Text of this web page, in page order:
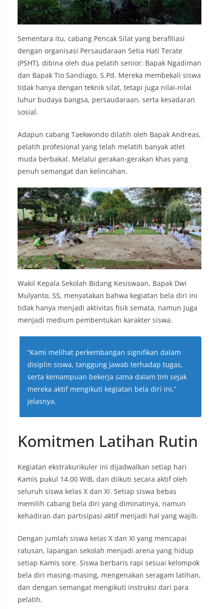
Sementara itu, cabang Pencak Silat yang berafiliasi
dengan organisasi Persaudaraan Setia Hati Terate
(PSHT), dibina oleh dua pelatih senior: Bapak Ngadiman
dan Bapak Tio Sandiago, S.Pd. Mereka membekali siswa
tidak hanya dengan teknik silat, tetapi juga nilai-nilai
luhur budaya bangsa, persaudaraan, serta kesadaran
sosial.
Adapun cabang Taekwondo dilatih oleh Bapak Andreas,
pelatih profesional yang telah melatih banyak atlet
muda berbakat. Melalui gerakan-gerakan khas yang
penuh semangat dan kelincahan.
Wakil Kepala Sekolah Bidang Kesiswaan, Bapak Dwi
Mulyanto, SS, menyatakan bahwa kegiatan bela diri ini
tidak hanya menjadi aktivitas fisik semata, namun juga
menjadi medium pembentukan karakter siswa.
“Kami melihat perkembangan signifikan dalam
disiplin siswa, tanggung jawab terhadap tugas,
serta kemampuan bekerja sama dalam tim sejak
mereka aktif mengikuti kegiatan bela diri ini,”
jelasnya.
Komitmen Latihan Rutin
Kegiatan ekstrakurikuler ini dijadwalkan setiap hari
Kamis pukul 14.00 WIB, dan diikuti secara aktif oleh
seluruh siswa kelas X dan XI. Setiap siswa bebas
memilih cabang bela diri yang diminatinya, namun
kehadiran dan partisipasi aktif menjadi hal yang wajib.
Dengan jumlah siswa kelas X dan XI yang mencapai
ratusan, lapangan sekolah menjadi arena yang hidup
setiap Kamis sore. Siswa berbaris rapi sesuai kelompok
bela diri masing-masing, mengenakan seragam latihan,
dan dengan semangat mengikuti instruksi dari para
pelatih.